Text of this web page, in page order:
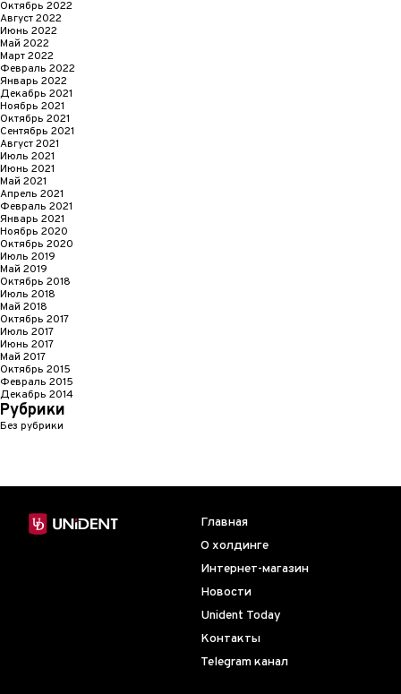
Октябрь 2022
Август 2022
Июнь 2022
Май 2022
Март 2022
Февраль 2022
Январь 2022
Декабрь 2021
Ноябрь 2021
Октябрь 2021
Сентябрь 2021
Август 2021
Июль 2021
Июнь 2021
Май 2021
Апрель 2021
Февраль 2021
Январь 2021
Ноябрь 2020
Октябрь 2020
Июль 2019
Май 2019
Октябрь 2018
Июль 2018
Май 2018
Октябрь 2017
Июль 2017
Июнь 2017
Май 2017
Октябрь 2015
Февраль 2015
Декабрь 2014
Рубрики
Без рубрики
Главная
О холдинге
Интернет-магазин
Новости
Unident Today
Контакты
Telegram канал